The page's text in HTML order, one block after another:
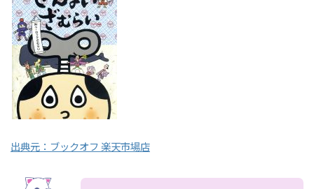
出典元：ブックオフ 楽天市場店